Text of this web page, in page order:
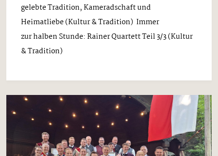
gelebte Tradition, Kameradschaft und
Heimatliebe (Kultur & Tradition) Immer
zur halben Stunde: Rainer Quartett Teil 3/3 (Kultur
& Tradition)